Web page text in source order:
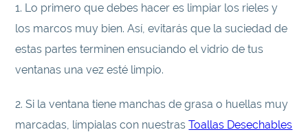
1. Lo primero que debes hacer es limpiar los rieles y
los marcos muy bien. Así, evitarás que la suciedad de
estas partes terminen ensuciando el vidrio de tus
ventanas una vez esté limpio.
2. Si la ventana tiene manchas de grasa o huellas muy
marcadas, límpialas con nuestrasToallas Desechables